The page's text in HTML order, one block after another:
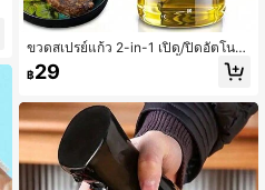
ขวดสเปรย์แก้ว 2-in-1 เปิด/ปิดอัตโนมั
ติ ใช้งานได้สองแบบ ขวดน้ำมันแก้วคว
ามจุขนาดใหญ่ ป้องกันการรั่วซึม ไม่ติด
เหมาะสำหรับการปรุงอาหาร การย่าง ส
ลัด การอบ หม้อทอดไร้น้ำมัน และการตั้
งแคมป์
฿29